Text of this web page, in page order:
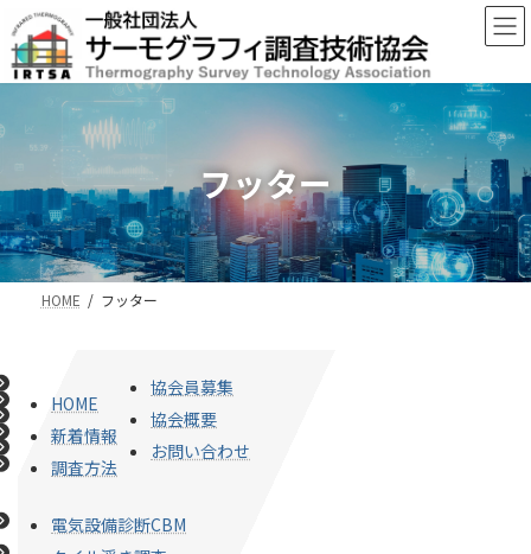
ン
テ
ン
へ
プ
ビ
ゲ
ー
ョ
動
フッター
HOME フッター
HOME
新着情報
調査方法
協会員募集
協会概要
お問い合わせ
電気設備診断CBM